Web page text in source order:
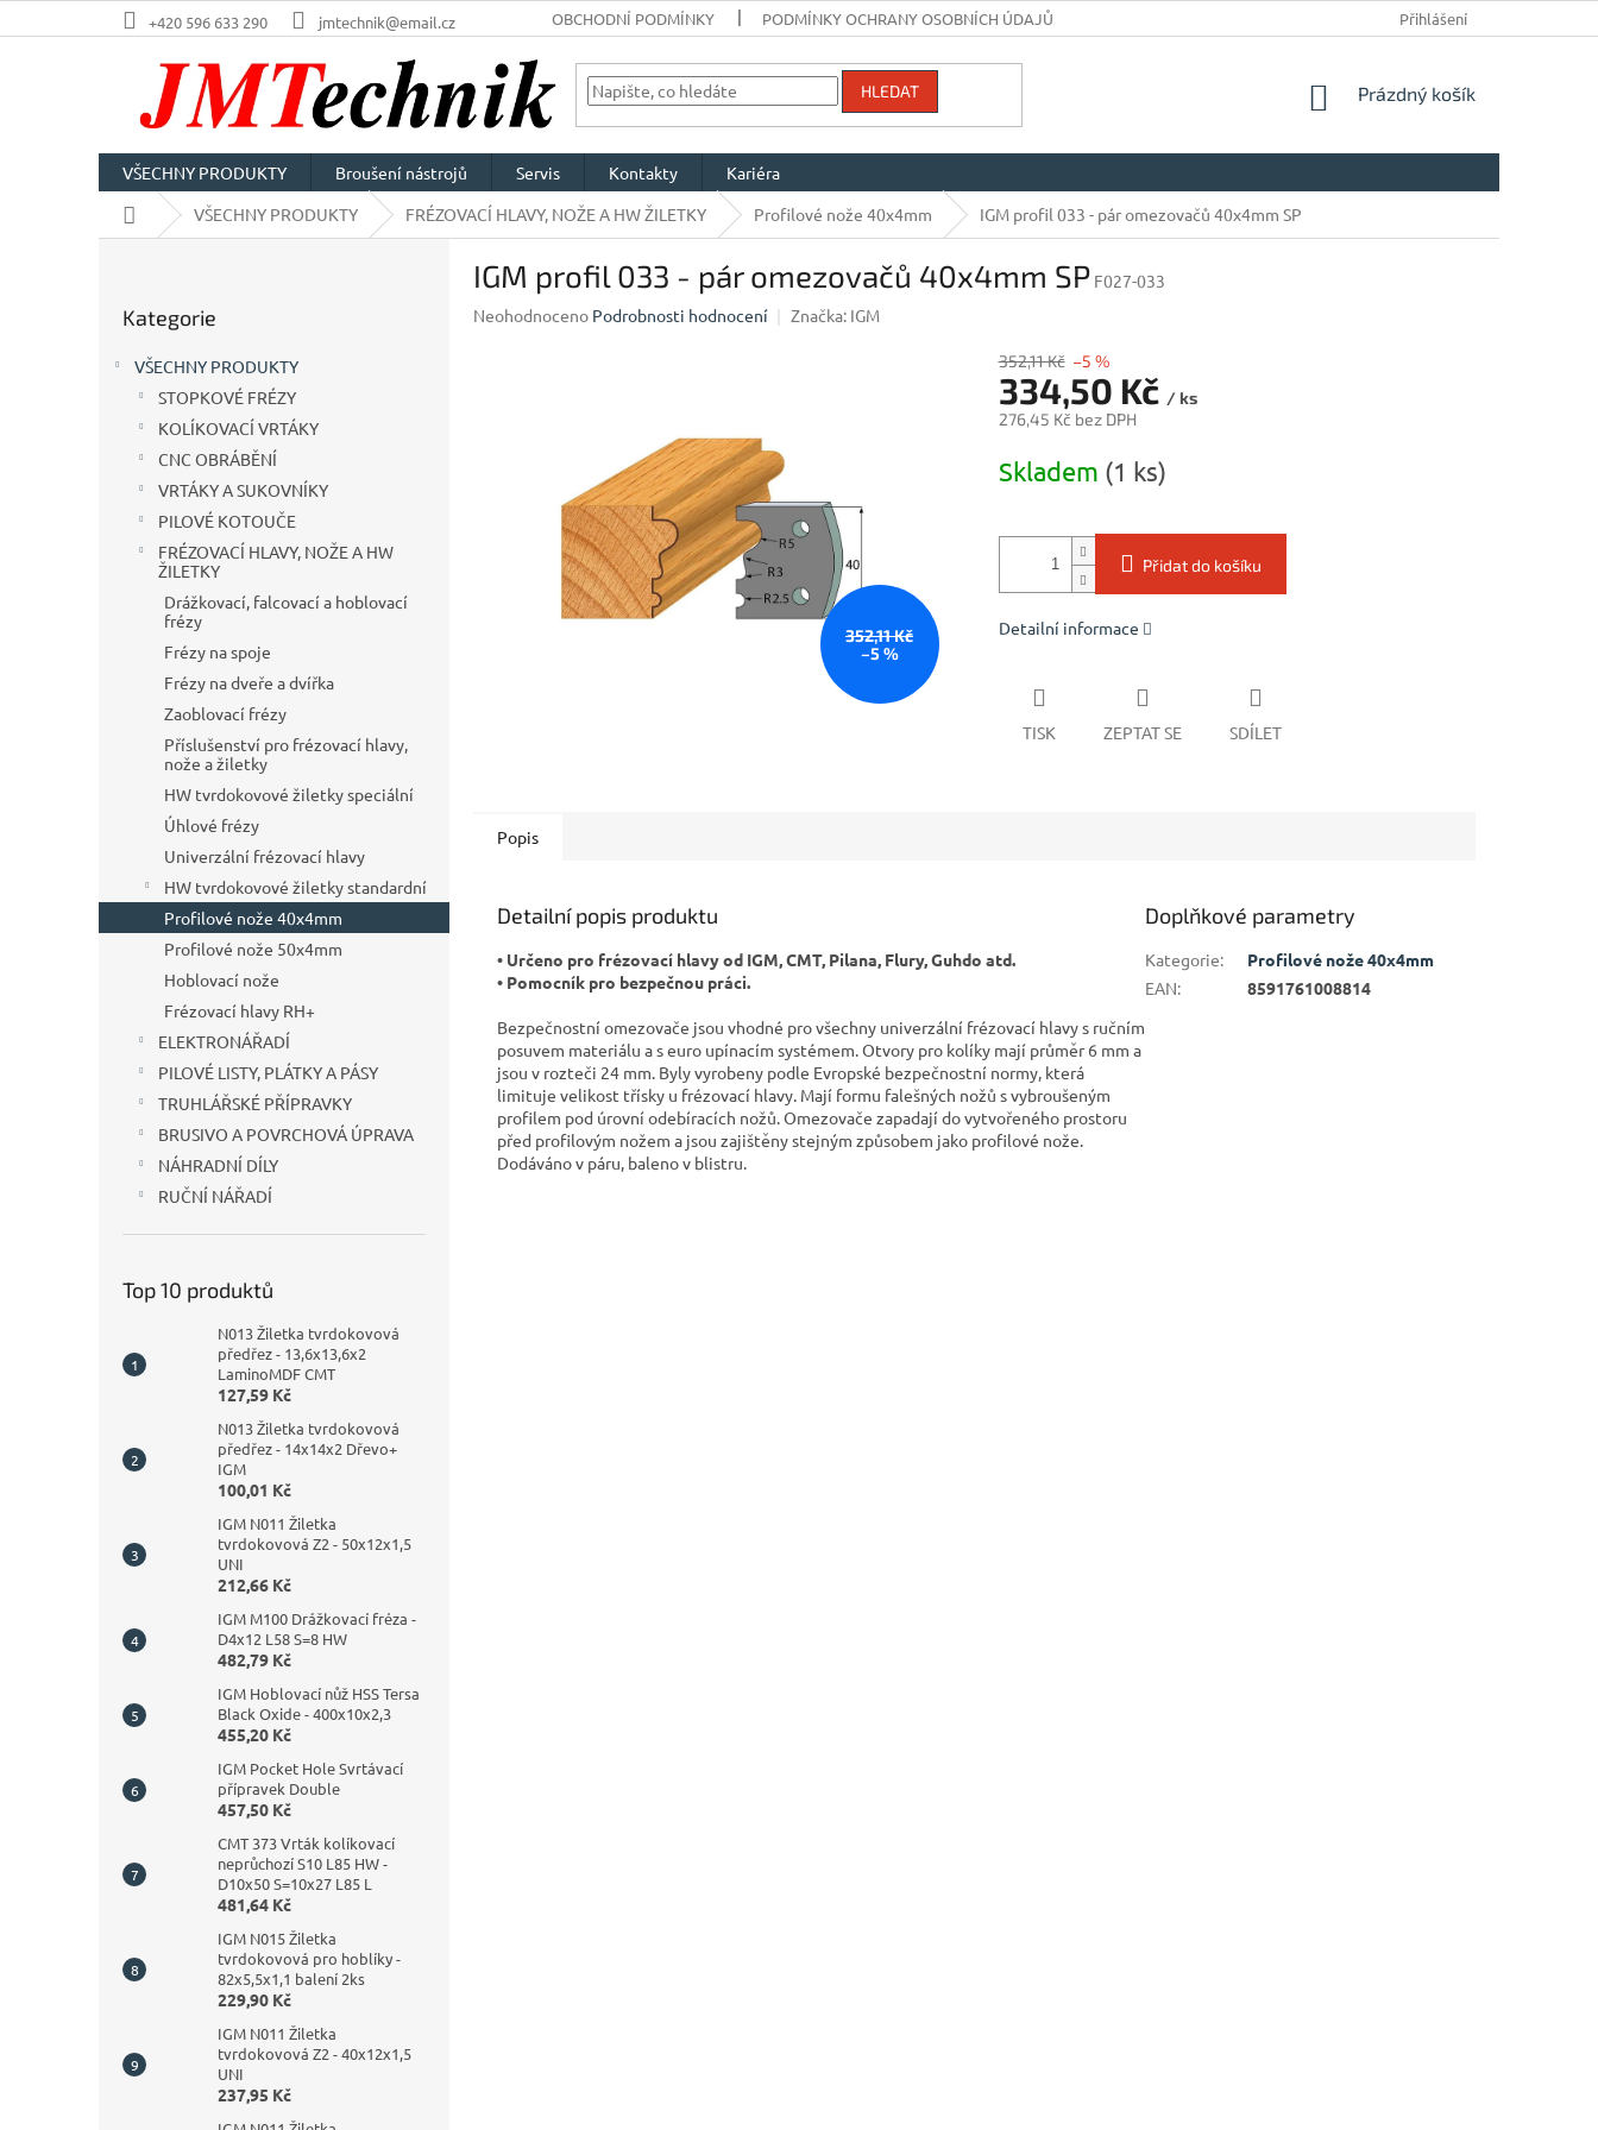
na
+420 596 633 290 jmtechnik@email.cz OBCHODNÍ PODMÍNKY PODMÍNKY OCHRANY OSOBNÍCH ÚDAJŮ Přihlášení
HLEDAT
NÁKUPNÍ
Prázdný košík
VŠECHNY PRODUKTY Broušení nástrojů Servis Kontakty
Kariéra
Domů VŠECHNY PRODUKTY FRÉZOVACÍ HLAVY, NOŽE A HW ŽILETKY Profilové nože 40x4mm IGM profil 033 - pár omezovačů 40x4mm SP
kategorie
Kategorie
VŠECHNY PRODUKTY
STOPKOVÉ FRÉZY
KOLÍKOVACÍ VRTÁKY
CNC OBRÁBĚNÍ
VRTÁKY A SUKOVNÍKY
PILOVÉ KOTOUČE
FRÉZOVACÍ HLAVY, NOŽE A HW
ŽILETKY
Drážkovací, falcovací a hoblovací
frézy
Frézy na spoje
Frézy na dveře a dvířka
Zaoblovací frézy
Příslušenství pro frézovací hlavy,
nože a žiletky
HW tvrdokovové žiletky speciální
Úhlové frézy
Univerzální frézovací hlavy
HW tvrdokovové žiletky standardní
Profilové nože 40x4mm
Profilové nože 50x4mm
Hoblovací nože
Frézovací hlavy RH+
ELEKTRONÁŘADÍ
PILOVÉ LISTY, PLÁTKY A PÁSY
TRUHLÁŘSKÉ PŘÍPRAVKY
BRUSIVO A POVRCHOVÁ ÚPRAVA
NÁHRADNÍ DÍLY
RUČNÍ NÁŘADÍ
Top 10 produktů
N013 Žiletka tvrdokovová
předřez - 13,6x13,6x2
LaminoMDF CMT
127,59 Kč
N013 Žiletka tvrdokovová
předřez - 14x14x2 Dřevo+
IGM
100,01 Kč
IGM N011 Žiletka
tvrdokovová Z2 - 50x12x1,5
UNI
212,66 Kč
IGM M100 Drážkovací fréza -
D4x12 L58 S=8 HW
482,79 Kč
IGM Hoblovací nůž HSS Tersa
Black Oxide - 400x10x2,3
455,20 Kč
IGM Pocket Hole Svrtávací
přípravek Double
457,50 Kč
CMT 373 Vrták kolíkovací
neprůchozí S10 L85 HW -
D10x50 S=10x27 L85 L
481,64 Kč
IGM N015 Žiletka
tvrdokovová pro hoblíky -
82x5,5x1,1 balení 2ks
229,90 Kč
IGM N011 Žiletka
tvrdokovová Z2 - 40x12x1,5
UNI
237,95 Kč
IGM profil 033 - pár omezovačů 40x4mm SP F027-033
Průměrné
Neohodnoceno Podrobnosti hodnocení Značka: IGM
352,11 Kč
–5 %
352,11 Kč –5 %
334,50 Kč / ks
276,45 Kč bez DPH
cena:
Skladem (1 ks)
Přidat do košíku
Detailní informace
TISK ZEPTAT SE SDÍLET
Popis
Detailní popis produktu
• Určeno pro frézovací hlavy od IGM, CMT, Pilana, Flury, Guhdo atd.
• Pomocník pro bezpečnou práci.
Bezpečnostní omezovače jsou vhodné pro všechny univerzální frézovací hlavy s ručním
posuvem materiálu a s euro upínacím systémem. Otvory pro kolíky mají průměr 6 mm a
jsou v rozteči 24 mm. Byly vyrobeny podle Evropské bezpečnostní normy, která
limituje velikost třísky u frézovací hlavy. Mají formu falešných nožů s vybroušeným
profilem pod úrovní odebíracích nožů. Omezovače zapadají do vytvořeného prostoru
před profilovým nožem a jsou zajištěny stejným způsobem jako profilové nože.
Dodáváno v páru, baleno v blistru.
Doplňkové parametry
Kategorie:
Profilové nože 40x4mm
EAN: 8591761008814